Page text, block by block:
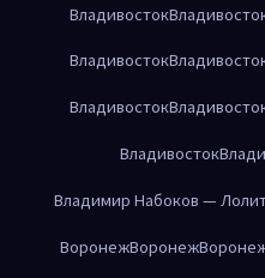
Владивосток
Владивосток
Владивосток
Владивосток
Владимир Набоков —
ВоронежВоронеж